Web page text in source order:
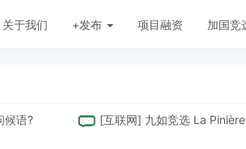
关于我们 +发布 项目融资 加国竞
互联网] 九如竞选 La Pinière 选区